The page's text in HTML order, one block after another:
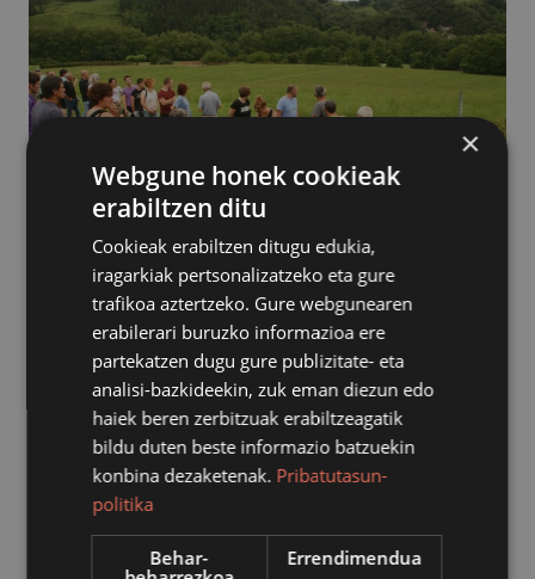
Ostiralean aurkeztuko dute Amillubi Lurra Taupaka
proiektua Azpeitiko Azoka Plazan, 19:00etan. Biolurren
egitasmoa da, eta sustatzaileetako bat da Azpeitiko
Zestoako Iraeta auzoko Amillubi baserria eta haren lur
eta basoak modu kolektiboan erosita, bi helburu nagusi
×
Webgune honek cookieak
erabiltzen ditu
Cookieak erabiltzen ditugu edukia,
iragarkiak pertsonalizatzeko eta gure
trafikoa aztertzeko. Gure webgunearen
erabilerari buruzko informazioa ere
partekatzen dugu gure publizitate- eta
analisi-bazkideekin, zuk eman diezun edo
haiek beren zerbitzuak erabiltzeagatik
bildu duten beste informazio batzuekin
konbina dezaketenak. Pribatutasun-
politika
Behar-
Errendimendua